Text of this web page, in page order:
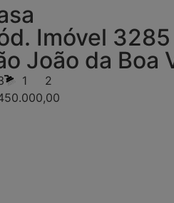
Imóvel 3285
João da Boa
1
2